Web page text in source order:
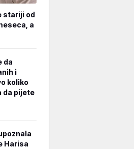
stariji od
a
da
i
koliko
da pijete
Harisa